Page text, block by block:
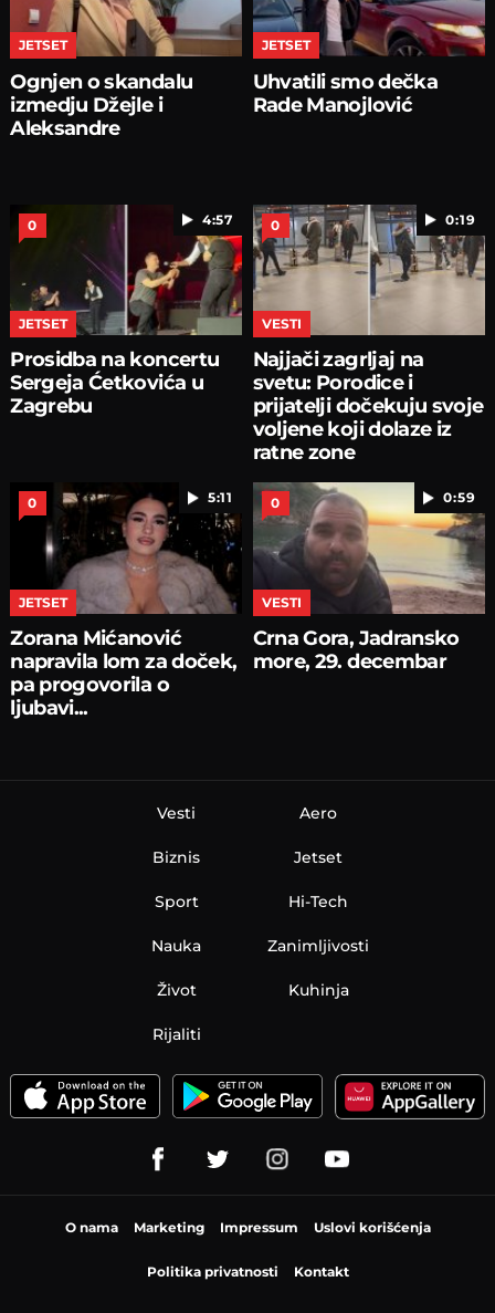
JETSET
Ognjen o skandalu
izmedju Džejle i
Aleksandre
JETSET
Uhvatili smo dečka
Rade Manojlović
4:57
0
JETSET
Prosidba na koncertu
Sergeja Ćetkovića u
Zagrebu
0:19
0
VESTI
Najjači zagrljaj na
svetu: Porodice i
prijatelji dočekuju svoje
voljene koji dolaze iz
ratne zone
5:11
0
JETSET
Zorana Mićanović
napravila lom za doček,
pa progovorila o
ljubavi...
0:59
0
VESTI
Crna Gora, Jadransko
more, 29. decembar
Vesti
Biznis
Sport
Nauka
Aero
Jetset
Hi-Tech
Zanimljivosti
Život Kuhinja
Rijaliti
O nama Marketing Impressum Uslovi korišćenja
Politika privatnosti Kontakt